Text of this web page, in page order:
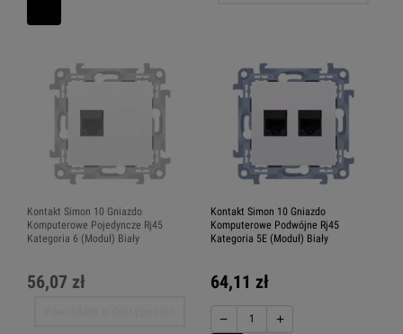
Kontakt Simon 10 Gniazdo
Komputerowe Pojedyncze Rj45
Kategoria 6 (Moduł) Biały
56,07 zł
Kontakt Simon 10 Gniazdo
Komputerowe Podwójne Rj45
Kategoria 5E (Moduł) Biały
64,11 zł
− +